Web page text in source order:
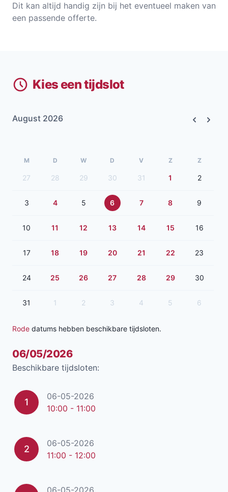
Dit kan altijd handig zijn bij het eventueel maken van
een passende offerte.
Kies een tijdslot
August 2026
M D W D V Z Z
27 28 29 30 31 1 2
3 4 5 6 7 8 9
10 11 12 13 14 15 16
17 18 19 20 21 22 23
24 25 26 27 28 29 30
31 1 2 3 4 5 6
Rode datums hebben beschikbare tijdsloten.
06/05/2026
Beschikbare tijdsloten:
1
06-05-2026
10:00 - 11:00
2
06-05-2026
11:00 - 12:00
06-05-2026